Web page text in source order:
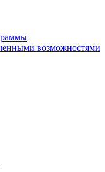
возможностями